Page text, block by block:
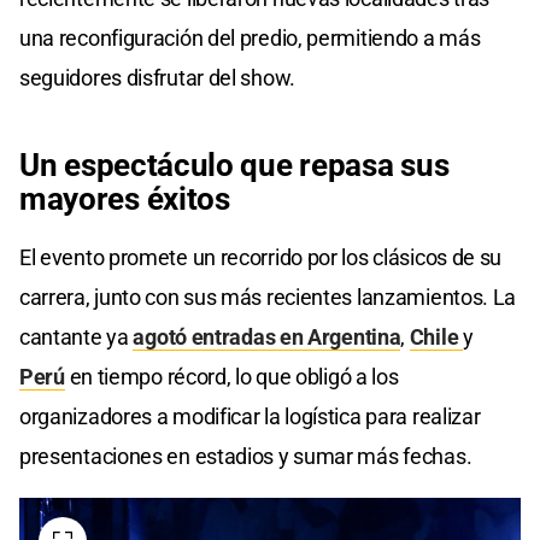
una reconfiguración del predio, permitiendo a más
seguidores disfrutar del show.
Un espectáculo que repasa sus
mayores éxitos
El evento promete un recorrido por los clásicos de su
carrera, junto con sus más recientes lanzamientos. La
cantante yaagotó entradas en Argentina, Chiley
Perúen tiempo récord, lo que obligó a los
organizadores a modificar la logística para realizar
presentaciones en estadios y sumar más fechas.